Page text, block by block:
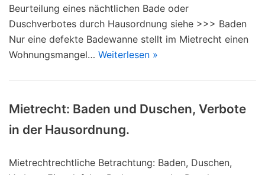
Beurteilung eines nächtlichen Bade oder
Duschverbotes durch Hausordnung siehe >>> Baden
Nur eine defekte Badewanne stellt im Mietrecht einen
Wohnungsmangel… Weiterlesen »
Mietrecht: Baden und Duschen, Verbote
in der Hausordnung.
Mietrechtrechtliche Betrachtung: Baden, Duschen,